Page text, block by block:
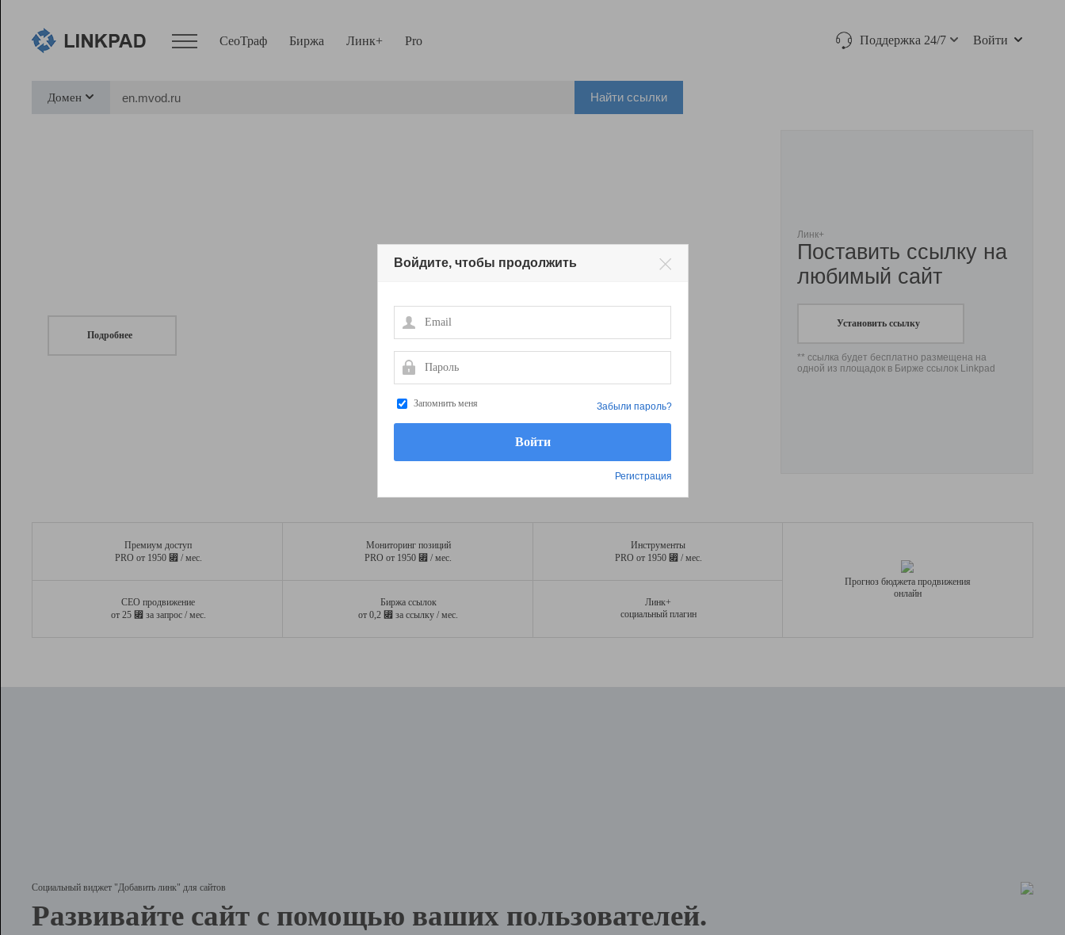
СеоТраф Биржа Линк+ Pro Поддержка 24/7 Войти
Домен Найти ссылки
Подробнее
Линк+
Поставить ссылку на
любимый сайт
Установить ссылку
** ссылка будет бесплатно размещена на
одной из площадок в Бирже ссылок Linkpad
Премиум доступ
PRO от 1950 ⃏ / мес.
Мониторинг позиций
PRO от 1950 ⃏ / мес.
Инструменты
PRO от 1950 ⃏ / мес.
СЕО продвижение
от 25 ⃏ за запрос / мес.
Биржа ссылок
от 0,2 ⃏ за ссылку / мес.
Линк+
социальный плагин
Прогноз бюджета продвижения
онлайн
Социальный виджет "Добавить линк" для сайтов
Развивайте сайт с помощью ваших пользователей.
Войдите, чтобы продолжить
Email
Пароль
Запомнить меня
Регистрация
Забыли пароль?